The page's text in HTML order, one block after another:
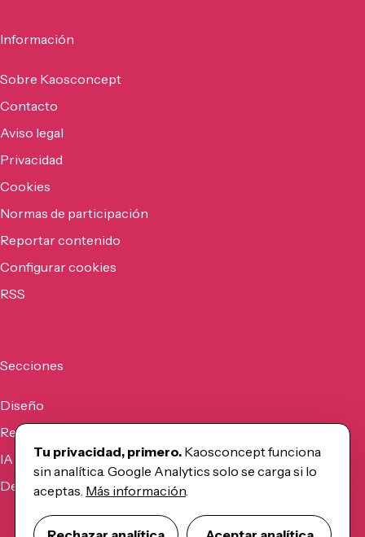
Información
Sobre Kaosconcept
Contacto
Aviso legal
Privacidad
Cookies
Normas de participación
Reportar contenido
Configurar cookies
RSS
Secciones
Diseño
Recursos
IA
Desarrollo
Tu privacidad, primero. Kaosconcept funciona
sin analítica. Google Analytics solo se carga si lo
aceptas. Más información.